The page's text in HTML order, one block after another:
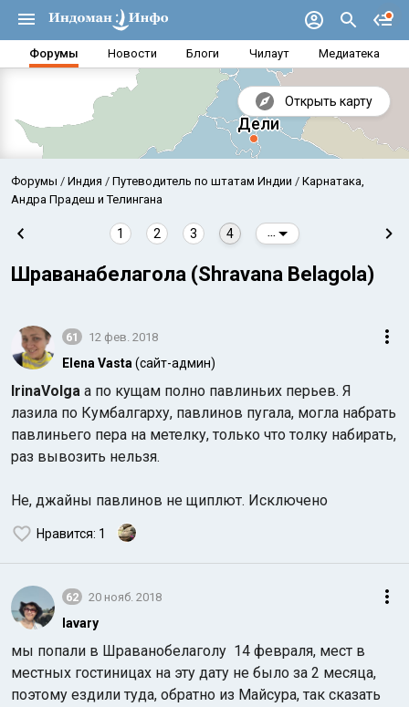
Форумы Новости Блоги Чилаут Медиатека
Открыть карту
Аравийское море
Индийский океан
Форумы Индия Путеводитель по штатам Индии
Карнатака,
Андра Прадеш и Телингана
1 2 3 4
Шраванабелагола (Shravana Belagola)
61 12 фев. 2018
Elena Vasta (сайт-админ)
IrinaVolga а по кущам полно павлиньих перьев. Я
лазила по Кумбалгарху, павлинов пугала, могла набрать
павлиньего пера на метелку, только что толку набирать,
раз вывозить нельзя.
Не, джайны павлинов не щиплют. Исключено
Нравится: 1
62 20 нояб. 2018
lavary
мы попали в Шраванобелаголу 14 февраля, мест в
местных гостиницах на эту дату не было за 2 месяца,
поэтому ездили туда, обратно из Майсура, так сказать